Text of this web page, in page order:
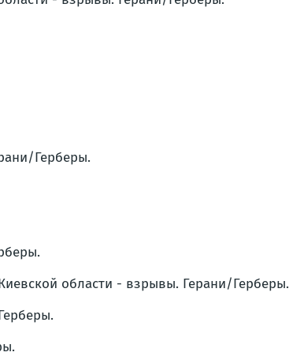
Герберы.
области - взрывы. Герани/Герберы.